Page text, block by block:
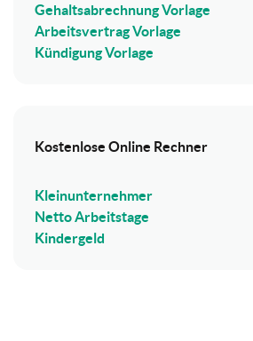
Gehaltsabrechnung Vorlage
Arbeitsvertrag Vorlage
Kündigung Vorlage
Kostenlose Online Rechner
Kleinunternehmer
Netto Arbeitstage
Kindergeld